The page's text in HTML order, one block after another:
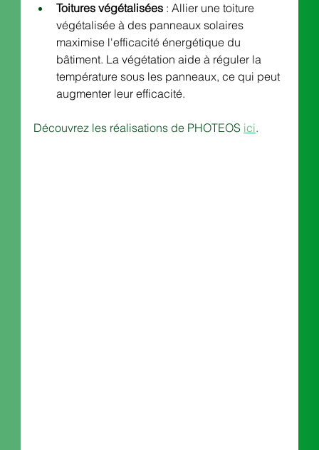
Toitures végétalisées : Allier une toiture
végétalisée à des panneaux solaires
maximise l'efficacité énergétique du
bâtiment. La végétation aide à réguler la
température sous les panneaux, ce qui peut
augmenter leur efficacité.
Découvrez les réalisations de PHOTEOS ici.